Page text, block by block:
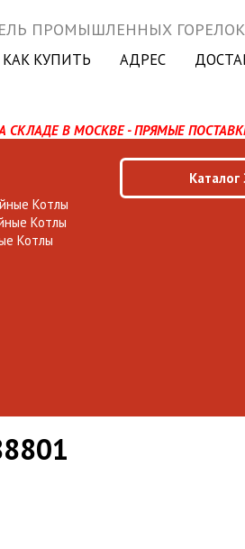
ПРОМЫШЛЕННЫХ
КАК КУПИТЬ АДРЕС
СКЛАДЕ В МОСКВЕ - ПРЯМЫЕ
Котлы
Котлы
Котлы
Каталог